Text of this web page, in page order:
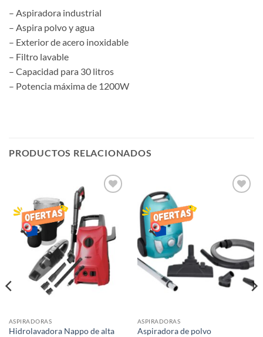
– Aspiradora industrial
– Aspira polvo y agua
– Exterior de acero inoxidable
– Filtro lavable
– Capacidad para 30 litros
– Potencia máxima de 1200W
PRODUCTOS RELACIONADOS
LISTA
DE
DESEOS
ASPIRADORAS
Hidrolavadora Nappo de alta
ASPIRADORAS
Aspiradora de polvo